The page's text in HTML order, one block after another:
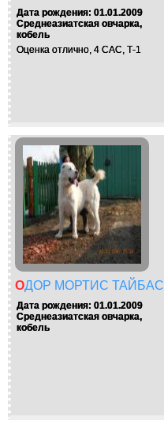
Дата рождения: 01.01.2009
Среднеазиатская овчарка,
кобель
Оценка отлично, 4 САС, Т-1
ОДОР МОРТИС ТАЙБАС
Дата рождения: 01.01.2009
Среднеазиатская овчарка,
кобель